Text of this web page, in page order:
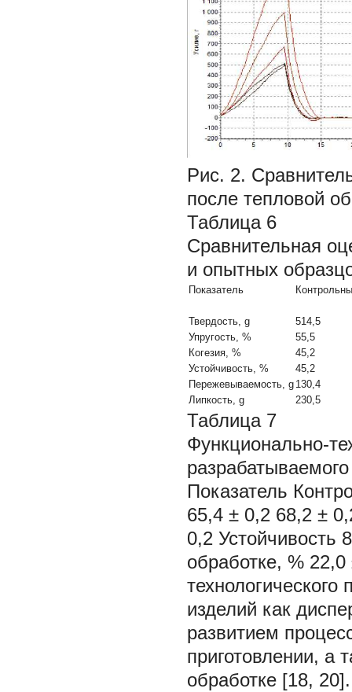
Рис. 2.
после тепловой
Таблица 6
Сравнительная
и опытных
Показатель
Твердость, g
514,5
Упругость, %
55,5
Когезия, %
45,2
Устойчивость, %
45,2
Пережевываемость, g 130,4
Липкость, g
230,5
Таблица 7
Функционально-
Показатель
65,4 ± 0,2 68,2 ±
0,2 Устойчивость
обработке, %
изделий как
развитием
приготовлении, а
обработке [18, 20].